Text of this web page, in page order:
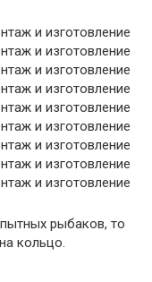
рыбаков, то
кольцо.